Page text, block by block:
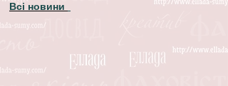
Всі новини